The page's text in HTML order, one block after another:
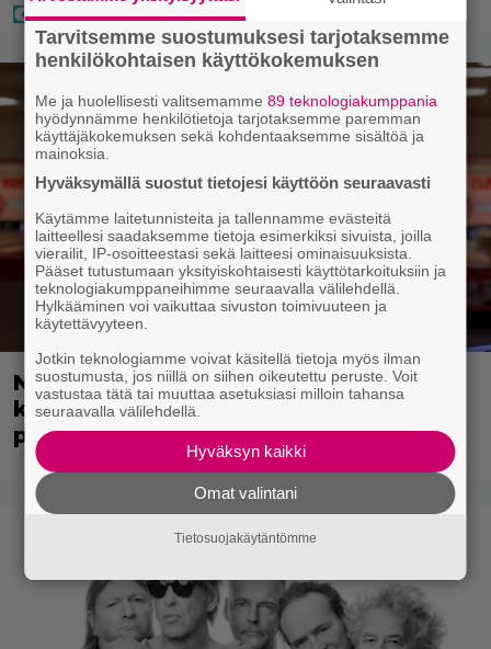
Nyt suoratoistossa: Hulvaton
kulttielokuva – leffan takia
perustettiin uusi uskonto!
Tarvitsemme suostumuksesi tarjotaksemme
henkilökohtaisen käyttökokemuksen
Me ja huolellisesti valitsemamme89 teknologiakumppania
hyödynnämme henkilötietoja tarjotaksemme paremman
käyttäjäkokemuksen sekä kohdentaaksemme sisältöä ja
mainoksia.
Hyväksymällä suostut tietojesi käyttöön seuraavasti
Käytämme laitetunnisteita ja tallennamme evästeitä
laitteellesi saadaksemme tietoja esimerkiksi sivuista, joilla
vierailit, IP-osoitteestasi sekä laitteesi ominaisuuksista.
Pääset tutustumaan yksityiskohtaisesti käyttötarkoituksiin ja
teknologiakumppaneihimme seuraavalla välilehdellä.
Hylkääminen voi vaikuttaa sivuston toimivuuteen ja
käytettävyyteen.
Jotkin teknologiamme voivat käsitellä tietoja myös ilman
suostumusta, jos niillä on siihen oikeutettu peruste. Voit
vastustaa tätä tai muuttaa asetuksiasi milloin tahansa
seuraavalla välilehdellä.
Hyväksyn kaikki
Omat valintani
Tietosuojakäytäntömme